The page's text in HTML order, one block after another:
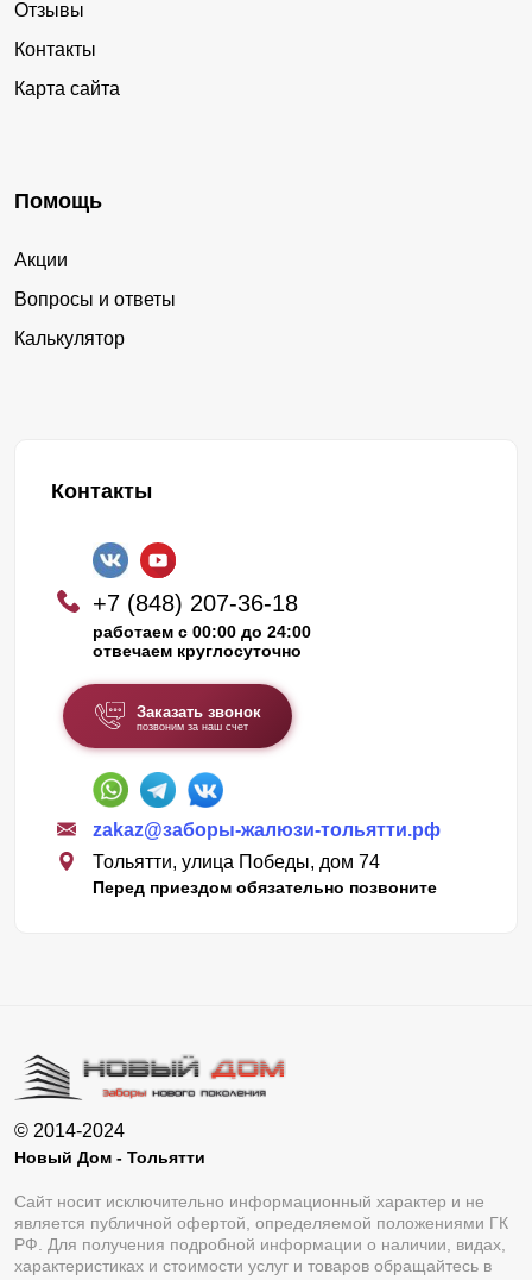
Отзывы
Контакты
Карта сайта
Помощь
Акции
Вопросы и ответы
Калькулятор
Контакты
+7 (848) 207-36-18
работаем с 00:00 до 24:00
отвечаем круглосуточно
Заказать звонок
позвоним за наш счет
zakaz@заборы-жалюзи-тольятти.рф
Тольятти, улица Победы, дом 74
Перед приездом обязательно позвоните
© 2014-2024
Новый Дом - Тольятти
Сайт носит исключительно информационный характер и не
является публичной офертой, определяемой положениями ГК
РФ. Для получения подробной информации о наличии, видах,
характеристиках и стоимости услуг и товаров обращайтесь в